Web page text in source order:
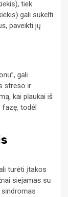
tiek
gali sukelti
paveikti jų
gali
streso ir
kai plaukai iš
fazę, todėl
turėti įtakos
siejamas su